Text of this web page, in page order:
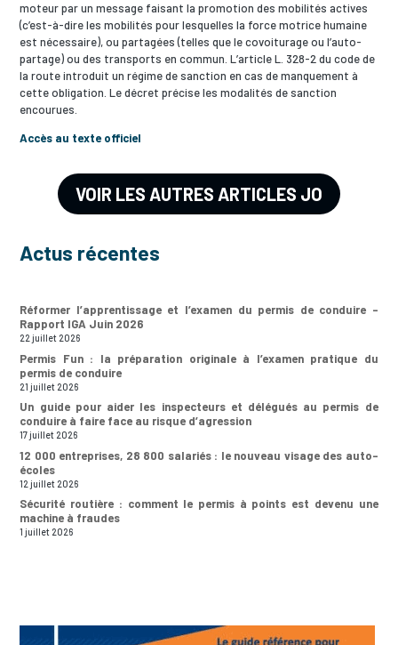
moteur par un message faisant la promotion des mobilités actives
(c’est-à-dire les mobilités pour lesquelles la force motrice humaine
est nécessaire), ou partagées (telles que le covoiturage ou l’auto-
partage) ou des transports en commun. L’article L. 328-2 du code de
la route introduit un régime de sanction en cas de manquement à
cette obligation. Le décret précise les modalités de sanction
encourues.
Accès au texte officiel
VOIR LES AUTRES ARTICLES JO
Actus récentes
Réformer l’apprentissage et l’examen du permis de conduire –
Rapport IGA Juin 2026
22 juillet 2026
Permis Fun : la préparation originale à l’examen pratique du
permis de conduire
21 juillet 2026
Un guide pour aider les inspecteurs et délégués au permis de
conduire à faire face au risque d’agression
17 juillet 2026
12 000 entreprises, 28 800 salariés : le nouveau visage des auto-
écoles
12 juillet 2026
Sécurité routière : comment le permis à points est devenu une
machine à fraudes
1 juillet 2026